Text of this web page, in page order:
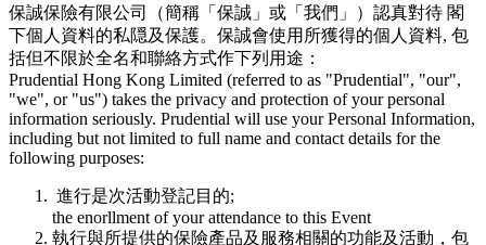
保誠保險有限公司（簡稱「保誠」或「我們」）認真對待 閣
下個人資料的私隠及保護。保誠會使用所獲得的個人資料, 包
括但不限於全名和聯絡方式作下列用途：
Prudential Hong Kong Limited (referred to as "Prudential", "our",
"we", or "us") takes the privacy and protection of your personal
information seriously. Prudential will use your Personal Information,
including but not limited to full name and contact details for the
following purposes:
進行是次活動登記目的;
the enorllment of your attendance to this Event
執行與所提供的保險產品及服務相關的功能及活動，包